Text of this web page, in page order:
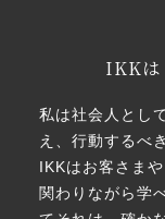
IKKは
私は社会人とし
え、行動するべ
IKKはお客さま
関わりながら学